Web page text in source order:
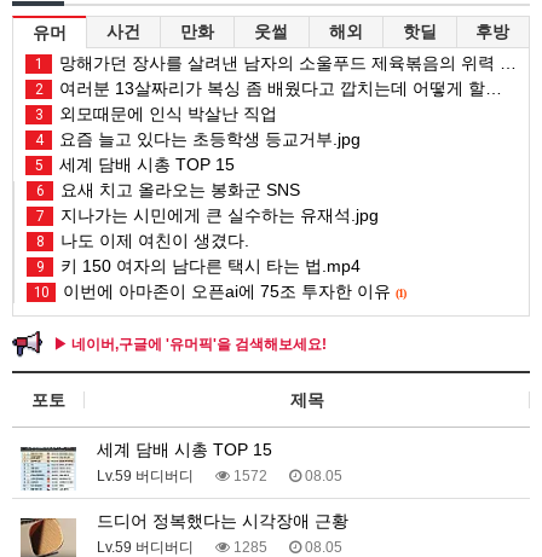
유머 사건 만화 웃썰 해외 핫딜 후방
1 망해가던 장사를 살려낸 남자의 소울푸드 제육볶음의 위력 ㅋㅋ
2 여러분 13살짜리가 복싱 좀 배웠다고 깝치는데 어떻게 할까요?
3 외모때문에 인식 박살난 직업
4 요즘 늘고 있다는 초등학생 등교거부.jpg
5 세계 담배 시총 TOP 15
6 요새 치고 올라오는 봉화군 SNS
7 지나가는 시민에게 큰 실수하는 유재석.jpg
8 나도 이제 여친이 생겼다.
9 키 150 여자의 남다른 택시 타는 법.mp4
10 이번에 아마존이 오픈ai에 75조 투자한 이유 (1)
▶ 네이버,구글에 '유머픽'을 검색해보세요!
포토 제목
세계 담배 시총 TOP 15
Lv.59 버디버디 1572 08.05
드디어 정복했다는 시각장애 근황
Lv.59 버디버디 1285 08.05